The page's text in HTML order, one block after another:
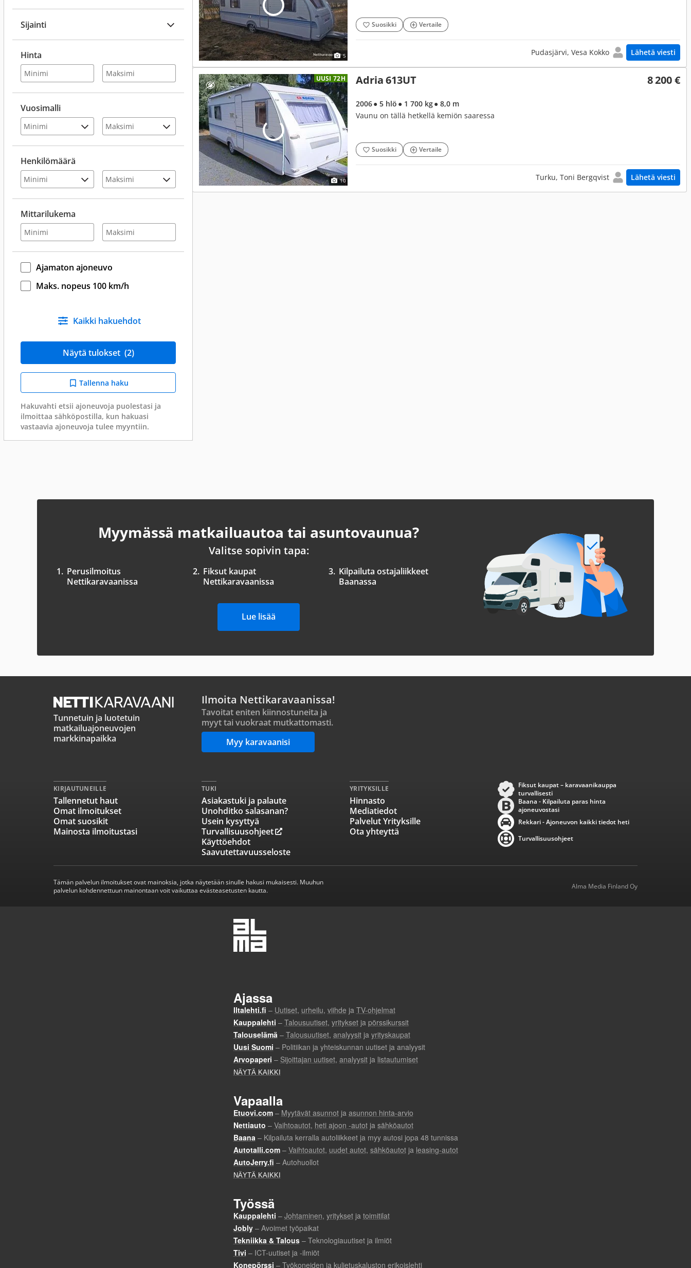
Sijainti
Henkilömäärä
Mittarilukema
Vuosimalli
Hinta
Ajamaton ajoneuvo
Maks. nopeus 100 km/h
Kaikki hakuehdot
Näytä tulokset (2)
Tallenna haku
Hakuvahti etsii ajoneuvoja puolestasi ja
ilmoittaa sähköpostilla, kun hakuasi
vastaavia ajoneuvoja tulee myyntiin.
5
Suosikki Vertaile
Pudasjärvi, Vesa Kokko Lähetä viesti
UUSI 72H
10
Adria 613UT 8 200 €
2006● 5 hlö ● 1 700 kg● 8,0 m
Vaunu on tällä hetkellä kemiön saaressa
Suosikki Vertaile
Turku, Toni Bergqvist Lähetä viesti
Myymässä matkailuautoa tai asuntovaunua?
Valitse sopivin tapa:
1. Perusilmoitus
Nettikaravaanissa
2. Fiksut kaupat
Nettikaravaanissa
3. Kilpailuta ostajaliikkeet
Baanassa
Lue lisää
Tunnetuin ja luotetuin
matkailuajoneuvojen
markkinapaikka
Ilmoita Nettikaravaanissa!
Tavoitat eniten kiinnostuneita ja
myyt tai vuokraat mutkattomasti.
Myy karavaanisi
KIRJAUTUNEILLE
Tallennetut haut
Omat ilmoitukset
Omat suosikit
Mainosta ilmoitustasi
TUKI
Asiakastuki ja palaute
Unohditko salasanan?
Usein kysyttyä
Turvallisuusohjeet
Käyttöehdot
Saavutettavuusseloste
YRITYKSILLE
Hinnasto
Mediatiedot
Palvelut Yrityksille
Ota yhteyttä
Fiksut kaupat – karavaanikauppa
turvallisesti
Baana - Kilpailuta paras hinta
ajoneuvostasi
Rekkari - Ajoneuvon kaikki tiedot heti
Turvallisuusohjeet
Tämän palvelun ilmoitukset ovat mainoksia, jotka näytetään sinulle hakusi mukaisesti. Muuhun
palvelun kohdennettuun mainontaan voit vaikuttaa evästeasetusten kautta.
Alma Media Finland Oy